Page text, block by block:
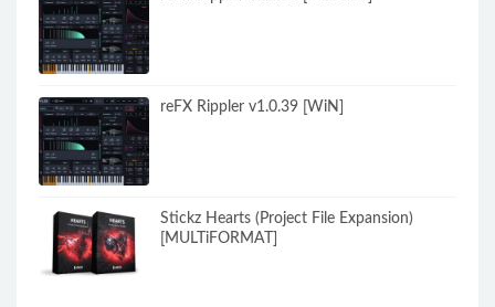
reFX Rippler v1.0.39 [WiN]
Stickz Hearts (Project File Expansion)
[MULTiFORMAT]